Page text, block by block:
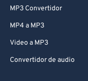
MP3 Convertidor
MP4 a MP3
Video a MP3
Convertidor de audio